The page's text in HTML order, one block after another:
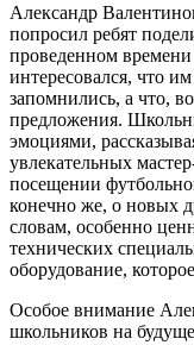
Александр
попросил ребят
проведенном времени
интересовался, что
запомнились, а что,
предложения.
эмоциями,
увлекательных
посещении
конечно же, о новых
словам, особенно
технических
оборудование,
Особое внимание
школьников на